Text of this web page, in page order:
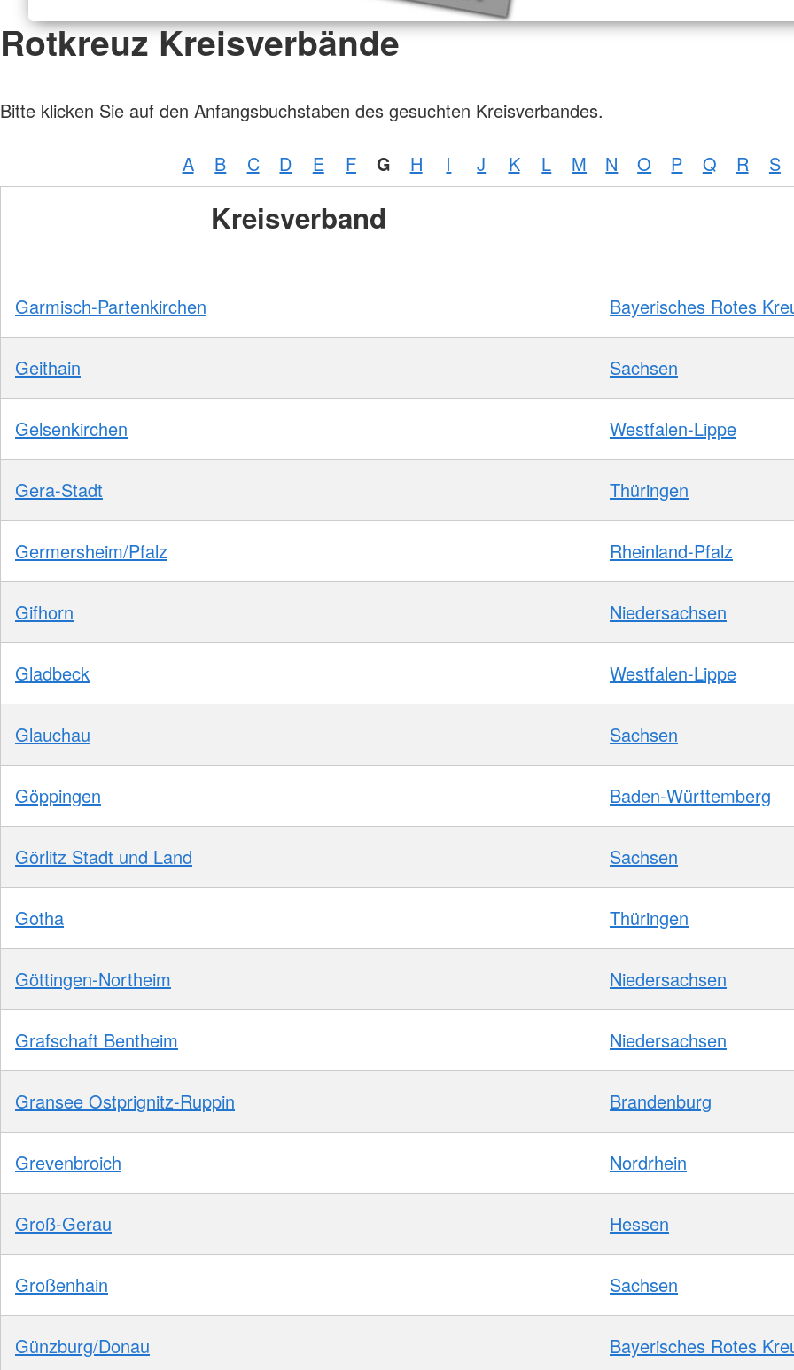
Rotkreuz Kreisverbände
Bitte klicken Sie auf den Anfangsbuchstaben des gesuchten Kreisverbandes.
A B C D E F G H I J K L M N O P Q R S
Kreisverband
Garmisch-Partenkirchen Bayerisches Rotes
Geithain Sachsen
Gelsenkirchen Westfalen-Lippe
Gera-Stadt Thüringen
Germersheim/Pfalz Rheinland-Pfalz
Gifhorn Niedersachsen
Gladbeck Westfalen-Lippe
Glauchau Sachsen
Göppingen Baden-Württemberg
Görlitz Stadt und Land Sachsen
Gotha Thüringen
Göttingen-Northeim Niedersachsen
Grafschaft Bentheim Niedersachsen
Gransee Ostprignitz-Ruppin Brandenburg
Grevenbroich Nordrhein
Groß-Gerau Hessen
Großenhain Sachsen
Günzburg/Donau Bayerisches Rotes